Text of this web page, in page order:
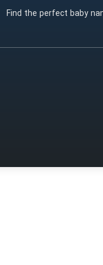
Find the perfect baby